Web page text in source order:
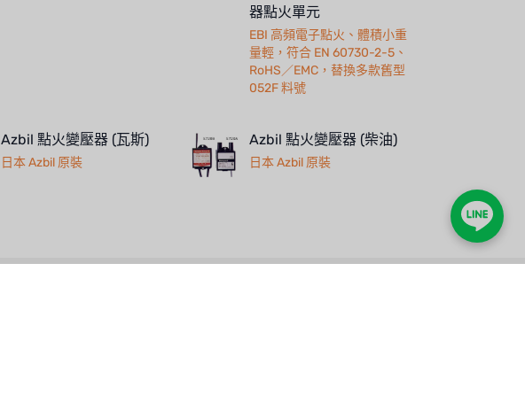
器點火單元
EBI 高頻電子點火、體積小重
量輕，符合 EN 60730-2-5、
RoHS／EMC，替換多款舊型
052F 料號
Azbil 點火變壓器 (瓦斯)
日本 Azbil 原裝
Azbil 點火變壓器 (柴油)
日本 Azbil 原裝